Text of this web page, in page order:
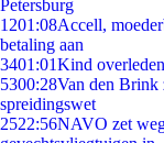
Petersburg
1201:08Accell,
betaling aan
3401:01Kind
5300:28Van den Brink
spreidingswet
2522:56NAVO zet